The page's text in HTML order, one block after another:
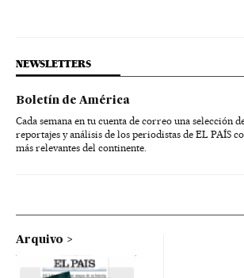
NEWSLETTERS
Boletín de América
Cada semana en tu cuenta de correo una selección
reportajes y análisis de los periodistas de EL PAÍS
más relevantes del continente.
Arquivo